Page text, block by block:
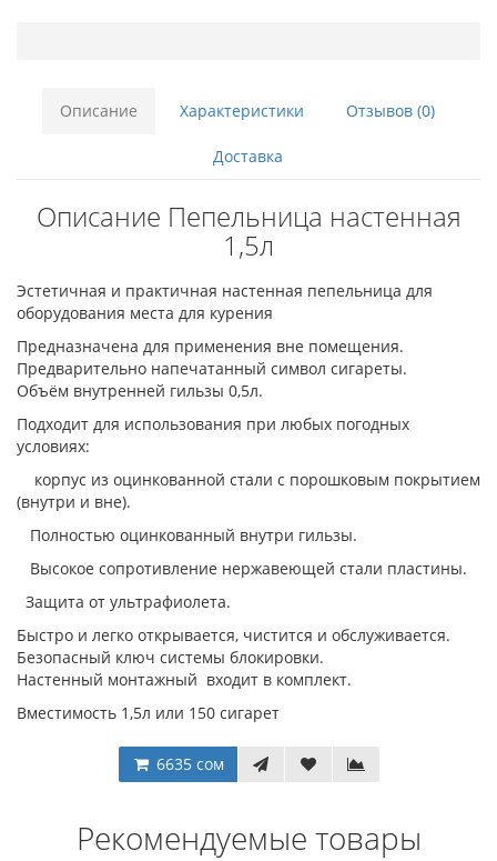
Описание Характеристики Отзывов (0)
Доставка
Описание Пепельница настенная
1,5л
Эстетичная и практичная настенная пепельница для
оборудования места для курения
Предназначена для применения вне помещения.
Предварительно напечатанный символ сигареты.
Объём внутренней гильзы 0,5л.
Подходит для использования при любых погодных
условиях:
корпус из оцинкованной стали с порошковым покрытием
(внутри и вне).
Полностью оцинкованный внутри гильзы.
Высокое сопротивление нержавеющей стали пластины.
Защита от ультрафиолета.
Быстро и легко открывается, чистится и обслуживается.
Безопасный ключ системы блокировки.
Настенный монтажный входит в комплект.
Вместимость 1,5л или 150 сигарет
6635 сом
Рекомендуемые товары